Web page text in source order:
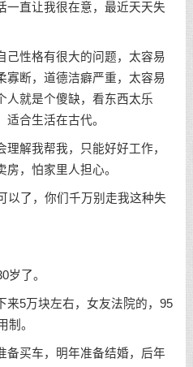
一直让我很在意，最近天天失
性格有很大的问题，太容易
寡断，道德洁癖严重，太容易
人就是个傻缺，看东西太乐
合生活在古代。
解我帮我，只能好好工作，
，怕家里人担心。
了，你们千万别走我这种失
了。
5万块左右，女友法院的，95
制。
买车，明年准备结婚，后年